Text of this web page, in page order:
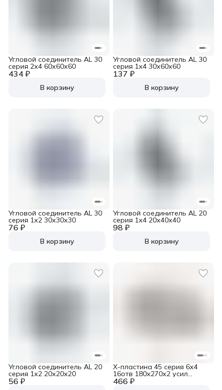
434 ₽
Угловой соединитель AL 30
серия 2х4 60х60х60
В корзину
137 ₽
Угловой соединитель AL 30
серия 1х4 30х60х60
В корзину
76 ₽
Угловой соединитель AL 30
серия 1х2 30х30х30
В корзину
98 ₽
Угловой соединитель AL 20
серия 1х4 20х40х40
В корзину
56 ₽
Угловой соединитель AL 20
серия 1х2 20х20х20
466 ₽
Х-пластина 45 серия 6х4
16отв 180х270х2 усил
RAL9006